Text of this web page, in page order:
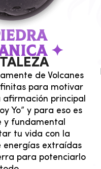
✦
de Volcanes
para motivar
afirmación principal
Yo” y para eso es
y fundamental
tu vida con la
energías extraídas
para potenciarlo